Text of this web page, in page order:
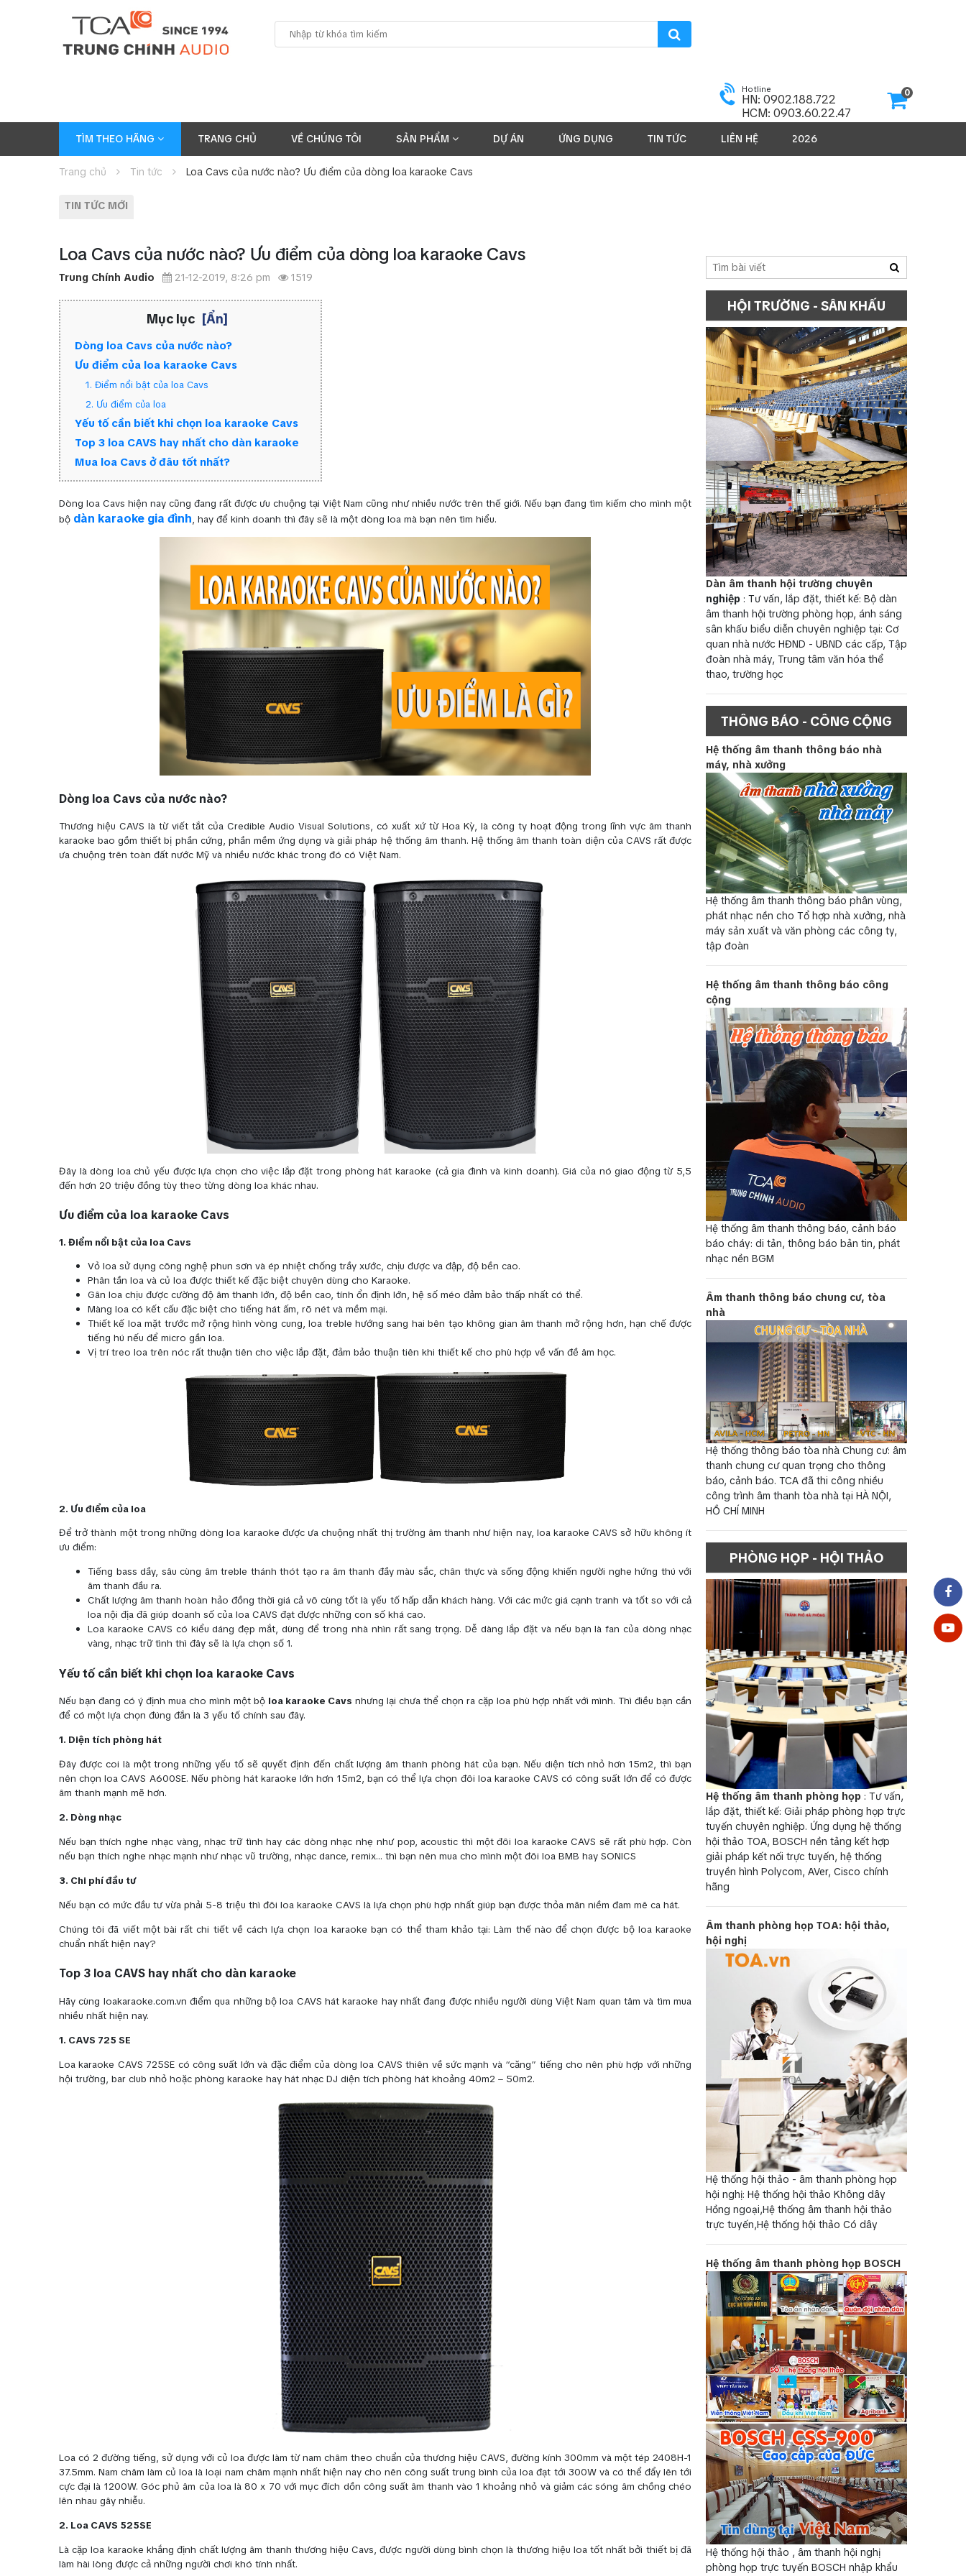
Hotline
HN: 0902.188.722
HCM: 0903.60.22.47
0
TÌM THEO HÃNG TRANG CHỦ VỀ CHÚNG TÔI SẢN PHẨM DỰ ÁN ỨNG DỤNG TIN TỨC LIÊN HỆ
Trang chủ Tin tức Loa Cavs của nước nào? Ưu điểm của dòng loa karaoke Cavs
TIN TỨC MỚI
Loa Cavs của nước nào? Ưu điểm của dòng loa karaoke Cavs
Trung Chính Audio 21-12-2019, 8:26 pm 1519
Mục lục [Ẩn]
Dòng loa Cavs của nước nào?
Ưu điểm của loa karaoke Cavs
1. Điểm nổi bật của loa Cavs
2. Ưu điểm của loa
Yếu tố cần biết khi chọn loa karaoke Cavs
Top 3 loa CAVS hay nhất cho dàn karaoke
Mua loa Cavs ở đâu tốt nhất?
Dòng loa Cavs hiện nay cũng đang rất được ưu chuộng tại Việt Nam cũng như nhiều nước trên thế giới. Nếu bạn đang tìm kiếm cho mình một
bộ dàn karaoke gia đình, hay để kinh doanh thì đây sẽ là một dòng loa mà bạn nên tìm hiểu.
Dòng loa Cavs của nước nào?
Thương hiệu CAVS là từ viết tắt của Credible Audio Visual Solutions, có xuất xứ từ Hoa Kỳ, là công ty hoạt động trong lĩnh vực âm thanh
karaoke bao gồm thiết bị phần cứng, phần mềm ứng dụng và giải pháp hệ thống âm thanh. Hệ thống âm thanh toàn diện của CAVS rất được
ưa chuộng trên toàn đất nước Mỹ và nhiều nước khác trong đó có Việt Nam.
Đây là dòng loa chủ yếu được lựa chọn cho việc lắp đặt trong phòng hát karaoke (cả gia đình và kinh doanh). Giá của nó giao động từ 5,5
đến hơn 20 triệu đồng tùy theo từng dòng loa khác nhau.
Ưu điểm của loa karaoke Cavs
1. Điểm nổi bật của loa Cavs
Vỏ loa sử dụng công nghệ phun sơn và ép nhiệt chống trầy xước, chịu được va đập, độ bền cao.
Phân tần loa và củ loa được thiết kế đặc biệt chuyên dùng cho Karaoke.
Gân loa chịu được cường độ âm thanh lớn, độ bền cao, tính ổn định lớn, hệ số méo đảm bảo thấp nhất có thể.
Màng loa có kết cấu đặc biệt cho tiếng hát ấm, rõ nét và mềm mại.
Thiết kế loa mặt trước mở rộng hình vòng cung, loa treble hướng sang hai bên tạo không gian âm thanh mở rộng hơn, hạn chế được
tiếng hú nếu để micro gần loa.
Vị trí treo loa trên nóc rất thuận tiên cho việc lắp đặt, đảm bảo thuận tiên khi thiết kế cho phù hợp về vấn đề âm học.
2. Ưu điểm của loa
Để trở thành một trong những dòng loa karaoke được ưa chuộng nhất thị trường âm thanh như hiện nay, loa karaoke CAVS sở hữu không ít
ưu điểm:
Tiếng bass dầy, sâu cùng âm treble thánh thót tạo ra âm thanh đầy màu sắc, chân thực và sống động khiến người nghe hứng thú với
âm thanh đầu ra.
Chất lượng âm thanh hoàn hảo đồng thời giá cả vô cùng tốt là yếu tố hấp dẫn khách hàng. Với các mức giá cạnh tranh và tốt so với cả
loa nội địa đã giúp doanh số của loa CAVS đạt được những con số khá cao.
Loa karaoke CAVS có kiểu dáng đẹp mắt, dùng để trong nhà nhìn rất sang trọng. Dễ dàng lắp đặt và nếu bạn là fan của dòng nhạc
vàng, nhạc trữ tình thì đây sẽ là lựa chọn số 1.
Yếu tố cần biết khi chọn loa karaoke Cavs
Nếu bạn đang có ý định mua cho mình một bộ loa karaoke Cavs nhưng lại chưa thể chọn ra cặp loa phù hợp nhất với mình. Thì điều bạn cần
để có một lựa chọn đúng đắn là 3 yếu tố chính sau đây.
1. Diện tích phòng hát
Đây được coi là một trong những yếu tố sẽ quyết định đến chất lượng âm thanh phòng hát của bạn. Nếu diện tích nhỏ hơn 15m2, thì bạn
nên chọn loa CAVS A600SE. Nếu phòng hát karaoke lớn hơn 15m2, bạn có thể lựa chọn đôi loa karaoke CAVS có công suất lớn để có được
âm thanh mạnh mẽ hơn.
2. Dòng nhạc
Nếu bạn thích nghe nhạc vàng, nhạc trữ tình hay các dòng nhạc nhẹ như pop, acoustic thì một đôi loa karaoke CAVS sẽ rất phù hợp. Còn
nếu bạn thích nghe nhạc mạnh như nhạc vũ trường, nhạc dance, remix… thì bạn nên mua cho mình một đôi loa BMB hay SONICS
3. Chi phí đầu tư
Nếu bạn có mức đầu tư vừa phải 5-8 triệu thì đôi loa karaoke CAVS là lựa chọn phù hợp nhất giúp bạn được thỏa mãn niềm đam mê ca hát.
Chúng tôi đã viết một bài rất chi tiết về cách lựa chọn loa karaoke bạn có thể tham khảo tại: Làm thế nào để chọn được bộ loa karaoke
chuẩn nhất hiện nay?
Top 3 loa CAVS hay nhất cho dàn karaoke
Hãy cùng loakaraoke.com.vn điểm qua những bộ loa CAVS hát karaoke hay nhất đang được nhiều người dùng Việt Nam quan tâm và tìm mua
nhiều nhất hiện nay.
1. CAVS 725 SE
Loa karaoke CAVS 725SE có công suất lớn và đặc điểm của dòng loa CAVS thiên về sức mạnh và “căng” tiếng cho nên phù hợp với những
hội trường, bar club nhỏ hoặc phòng karaoke hay hát nhạc DJ diện tích phòng hát khoảng 40m2 – 50m2.
Loa có 2 đường tiếng, sử dụng với củ loa được làm từ nam châm theo chuẩn của thương hiệu CAVS, đường kính 300mm và một tép 2408H-1
37.5mm. Nam châm làm củ loa là loại nam châm mạnh nhất hiện nay cho nên công suất trung bình của loa đạt tới 300W và có thể đẩy lên tới
cực đại là 1200W. Góc phủ âm của loa là 80 x 70 với mục đích dồn công suất âm thanh vào 1 khoảng nhỏ và giảm các sóng âm chồng chéo
lên nhau gây nhiễu.
2. Loa CAVS 525SE
Là cặp loa karaoke khắng định chất lượng âm thanh thương hiệu Cavs, được người dùng bình chọn là thương hiệu loa tốt nhất bởi thiết bị đã
làm hài lòng được cả những người chơi khó tính nhất.
HỘI TRƯỜNG - SÂN KHẤU
Dàn âm thanh hội trường chuyên
nghiệp : Tư vấn, lắp đặt, thiết kế: Bộ dàn
âm thanh hội trường phòng họp, ánh sáng
sân khấu biểu diễn chuyên nghiệp tại: Cơ
quan nhà nước HĐND - UBND các cấp, Tập
đoàn nhà máy, Trung tâm văn hóa thể
thao, trường học
THÔNG BÁO - CÔNG CỘNG
Hệ thống âm thanh thông báo nhà
máy, nhà xưởng
Hệ thống âm thanh thông báo phân vùng,
phát nhạc nền cho Tổ hợp nhà xưởng, nhà
máy sản xuất và văn phòng các công ty,
tập đoàn
Hệ thống âm thanh thông báo công
cộng
Hệ thống âm thanh thông báo, cảnh báo
báo cháy: di tản, thông báo bản tin, phát
nhạc nền BGM
Âm thanh thông báo chung cư, tòa
nhà
Hệ thống thông báo tòa nhà Chung cư: âm
thanh chung cư quan trọng cho thông
báo, cảnh báo. TCA đã thi công nhiều
công trình âm thanh tòa nhà tại HÀ NỘI,
HỒ CHÍ MINH
PHÒNG HỌP - HỘI THẢO
Hệ thống âm thanh phòng họp : Tư vấn,
lắp đặt, thiết kế: Giải pháp phòng họp trực
tuyến chuyên nghiệp. Ứng dụng hệ thống
hội thảo TOA, BOSCH nền tảng kết hợp
giải pháp kết nối trực tuyến, hệ thống
truyền hình Polycom, AVer, Cisco chính
hãng
Âm thanh phòng họp TOA: hội thảo,
hội nghị
Hệ thống hội thảo - âm thanh phòng họp
hội nghị: Hệ thống hội thảo Không dây
Hồng ngoại,Hệ thống âm thanh hội thảo
trực tuyến,Hệ thống hội thảo Có dây
Hệ thống âm thanh phòng họp BOSCH
Hệ thống hội thảo , âm thanh hội nghị
phòng họp trực tuyến BOSCH nhập khẩu